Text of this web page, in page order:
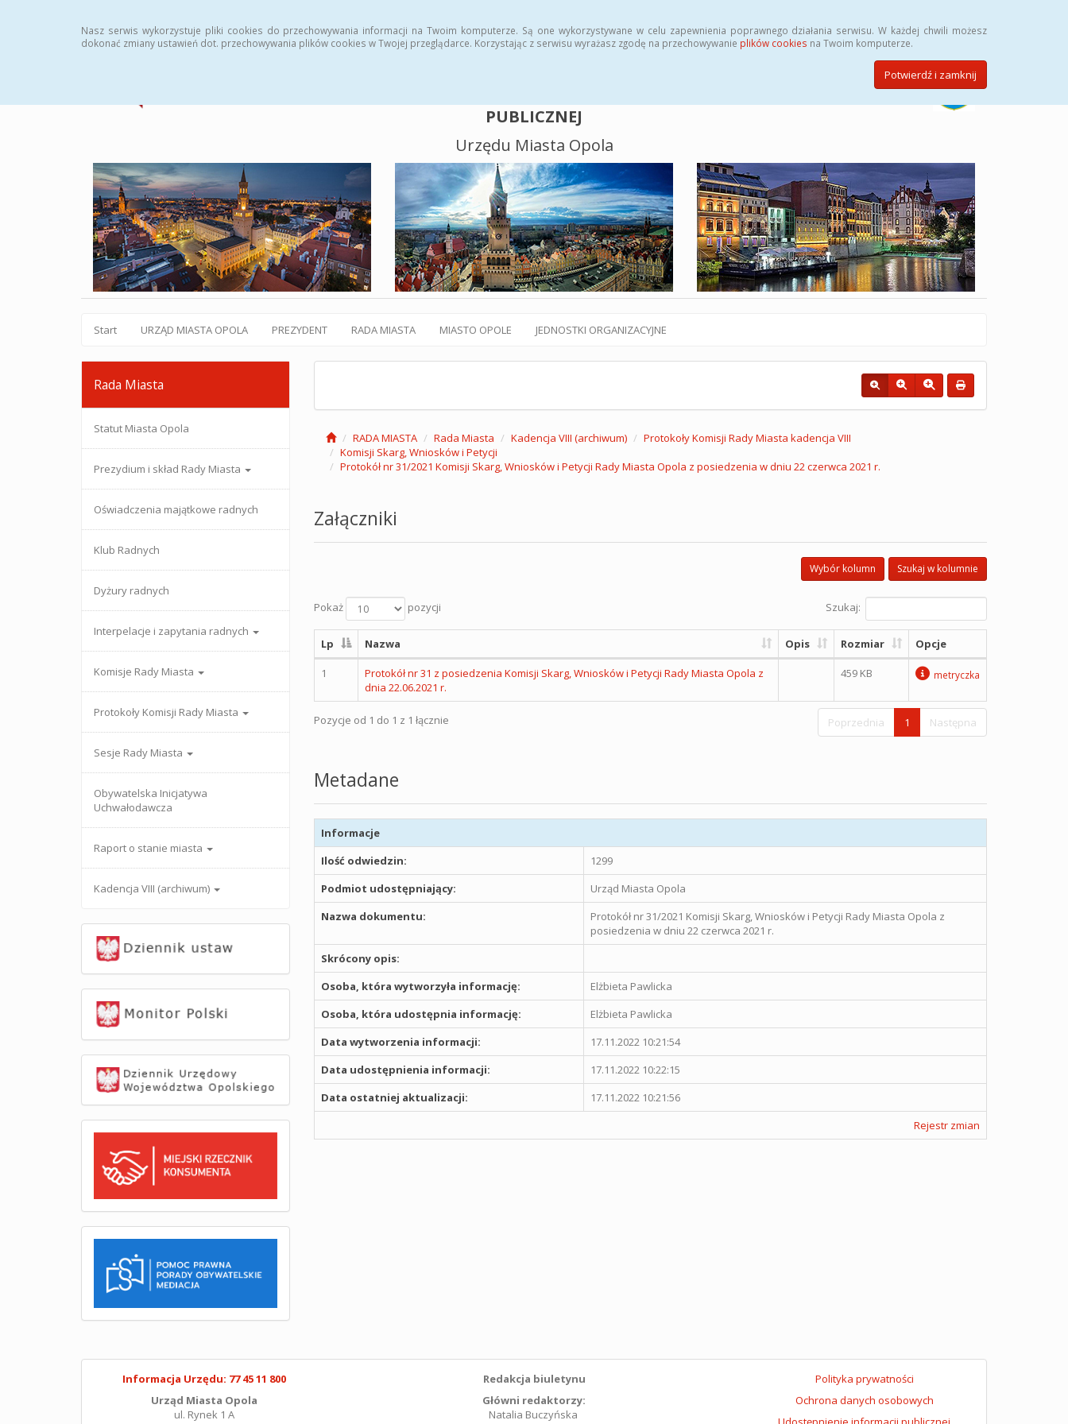
Nasz serwis wykorzystuje pliki cookies do przechowywania informacji na Twoim komputerze. Są one wykorzystywane w celu zapewnienia poprawnego działania serwisu. W każdej chwili możesz
dokonać zmiany ustawień dot. przechowywania plików cookies w Twojej przeglądarce. Korzystając z serwisu wyrażasz zgodę na przechowywanie plików cookies na Twoim komputerze.
Potwierdź i zamknij
PUBLICZNEJ
Urzędu Miasta Opola
Start URZĄD MIASTA OPOLA PREZYDENT RADA MIASTA MIASTO OPOLE JEDNOSTKI ORGANIZACYJNE
Rada Miasta
Statut Miasta Opola
Prezydium i skład Rady Miasta
Oświadczenia majątkowe radnych
Klub Radnych
Dyżury radnych
Interpelacje i zapytania radnych
Komisje Rady Miasta
Protokoły Komisji Rady Miasta
Sesje Rady Miasta
Obywatelska Inicjatywa
Uchwałodawcza
Raport o stanie miasta
Kadencja VIII (archiwum)
RADA MIASTA Rada Miasta Kadencja VIII (archiwum)
Protokoły Komisji Rady Miasta kadencja VIII
Komisji Skarg, Wniosków i Petycji
Protokół nr 31/2021 Komisji Skarg, Wniosków i Petycji Rady Miasta Opola z posiedzenia w dniu 22 czerwca 2021 r.
Załączniki
Szukaj w kolumnie
Wybór kolumn
Pokaż pozycji Szukaj:
Lp Nazwa Opis Rozmiar Opcje
1
Protokół nr 31 z posiedzenia Komisji Skarg, Wniosków i Petycji Rady Miasta Opola z
dnia 22.06.2021 r.
459 KB metryczka
Pozycje od 1 do 1 z 1 łącznie Poprzednia 1 Następna
Metadane
Informacje
Ilość odwiedzin:
1299
Podmiot udostępniający:
Urząd Miasta Opola
Nazwa dokumentu:
Protokół nr 31/2021 Komisji Skarg, Wniosków i Petycji Rady Miasta Opola z
posiedzenia w dniu 22 czerwca 2021 r.
Skrócony opis:
Osoba, która wytworzyła informację:
Elżbieta Pawlicka
Osoba, która udostępnia informację:
Elżbieta Pawlicka
Data wytworzenia informacji:
17.11.2022 10:21:54
Data udostępnienia informacji:
17.11.2022 10:22:15
Data ostatniej aktualizacji:
17.11.2022 10:21:56
Rejestr zmian
Informacja Urzędu: 77 45 11 800
Urząd Miasta Opola
ul. Rynek 1 A
Redakcja biuletynu
Główni redaktorzy:
Natalia Buczyńska
Polityka prywatności
Ochrona danych osobowych